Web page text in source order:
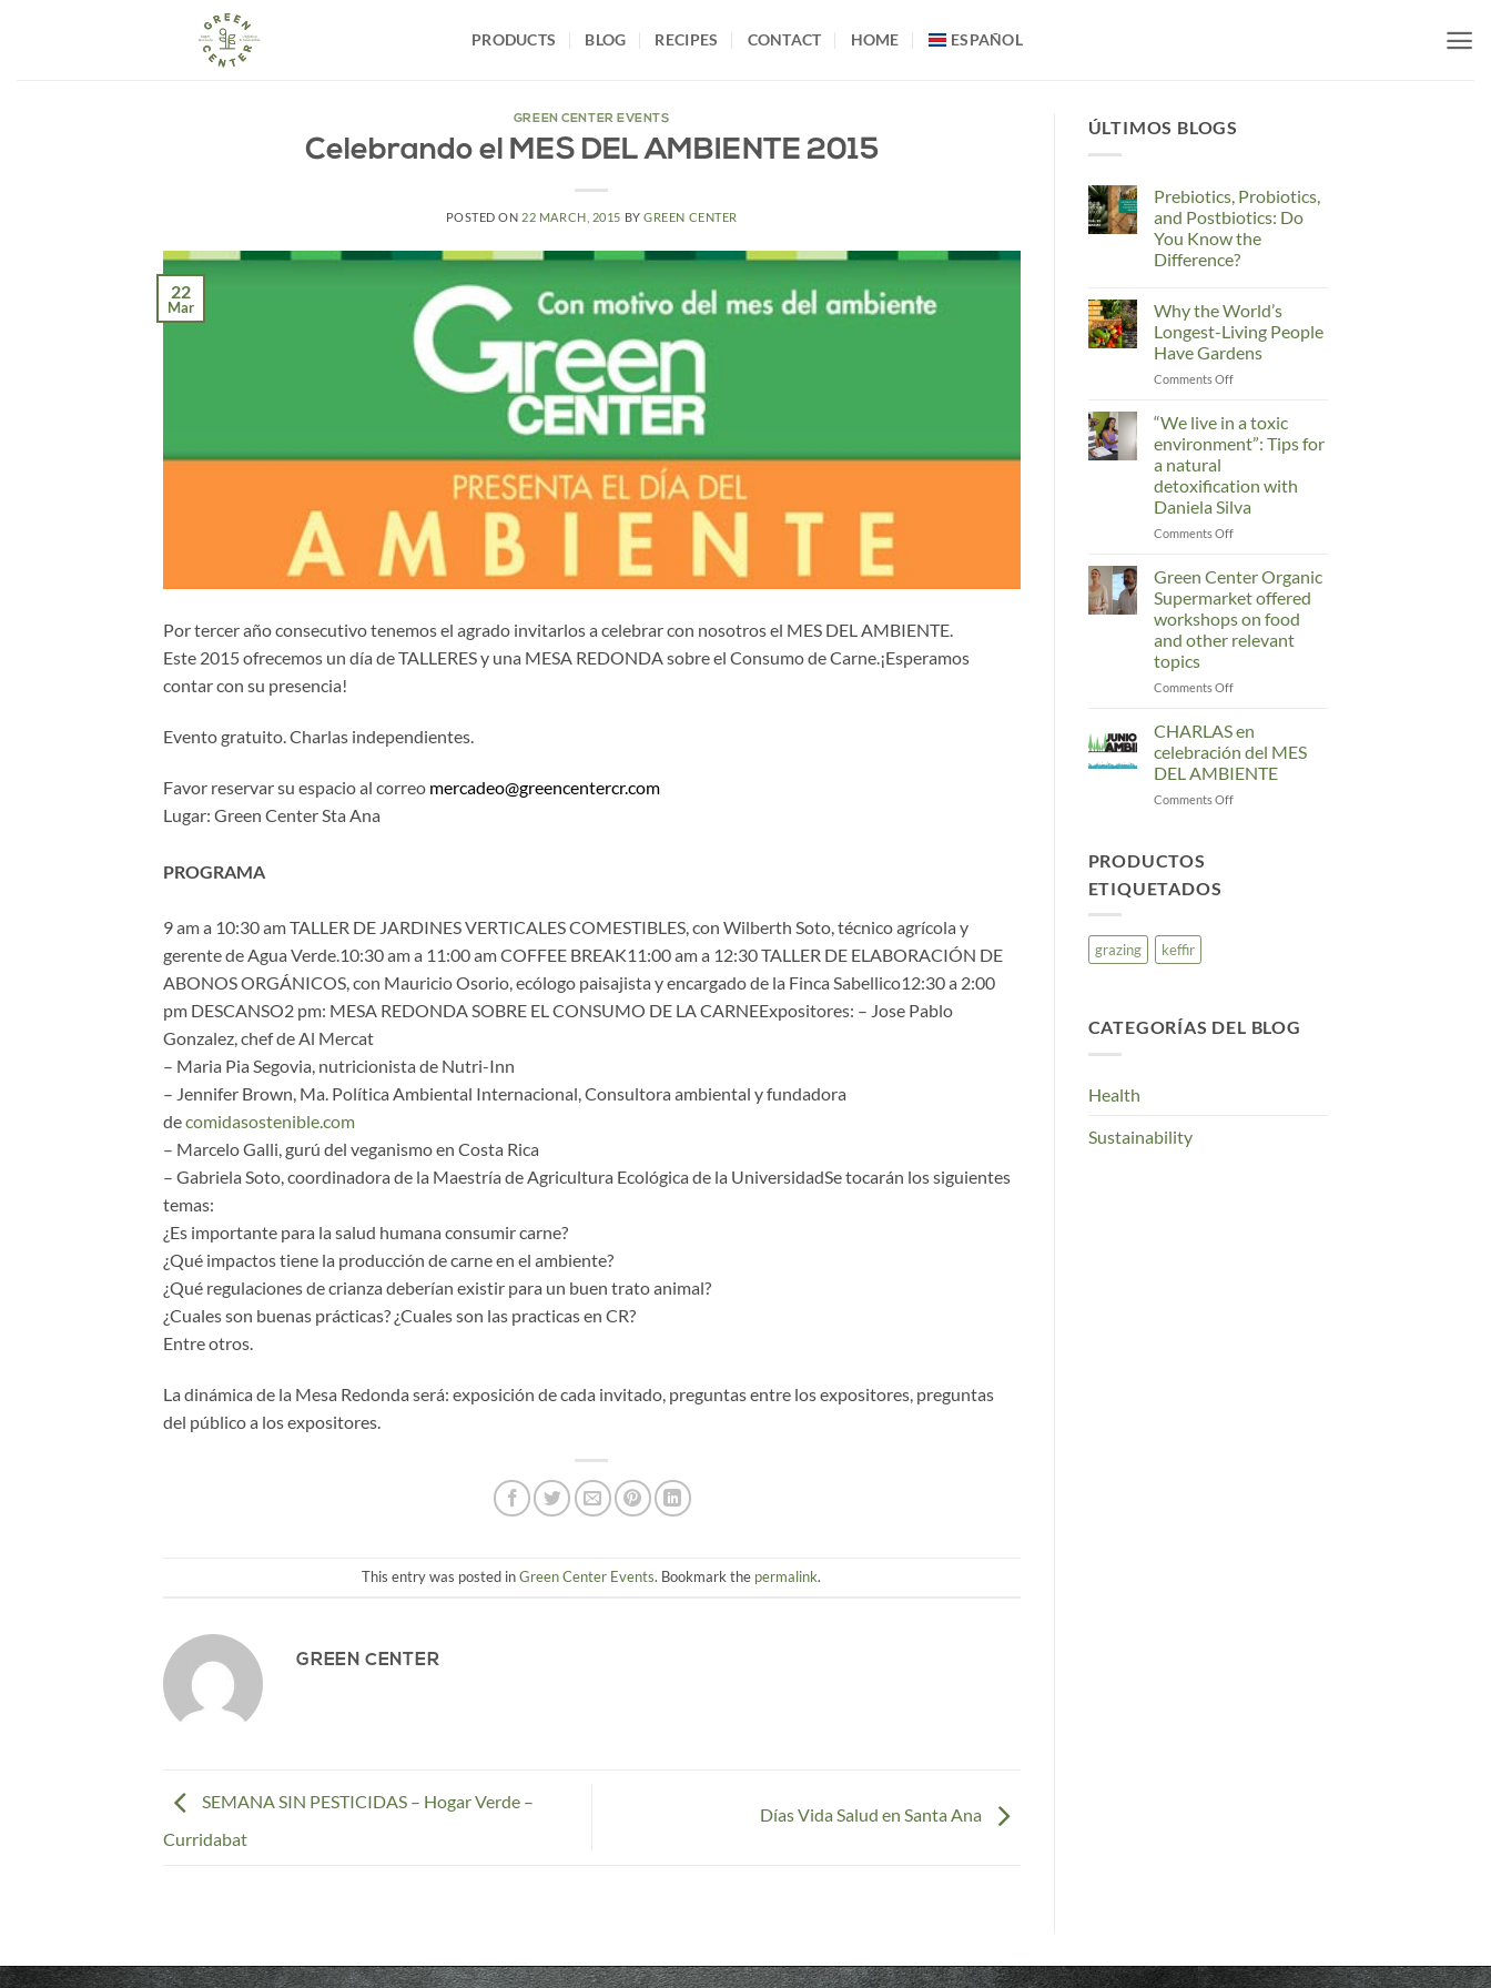
PRODUCTS BLOG RECIPES CONTACT HOME ESPAÑOL
GREEN CENTER EVENTS
Celebrando el MES DEL AMBIENTE 2015
POSTED ON 22 MARCH, 2015 BYGREEN CENTER
22
Mar
Por tercer año consecutivo tenemos el agrado invitarlos a celebrar con nosotros el MES DEL AMBIENTE.
Este 2015 ofrecemos un día de TALLERES y una MESA REDONDA sobre el Consumo de Carne.¡Esperamos
contar con su presencia!
Evento gratuito. Charlas independientes.
Favor reservar su espacio al correo mercadeo@greencentercr.com
Lugar: Green Center Sta Ana
PROGRAMA
9 am a 10:30 am TALLER DE JARDINES VERTICALES COMESTIBLES, con Wilberth Soto, técnico agrícola y
gerente de Agua Verde.10:30 am a 11:00 am COFFEE BREAK11:00 am a 12:30 TALLER DE ELABORACIÓN DE
ABONOS ORGÁNICOS, con Mauricio Osorio, ecólogo paisajista y encargado de la Finca Sabellico12:30 a 2:00
pm DESCANSO2 pm: MESA REDONDA SOBRE EL CONSUMO DE LA CARNEExpositores: – Jose Pablo
Gonzalez, chef de Al Mercat
– Maria Pia Segovia, nutricionista de Nutri-Inn
– Jennifer Brown, Ma. Política Ambiental Internacional, Consultora ambiental y fundadora
decomidasostenible.com
– Marcelo Galli, gurú del veganismo en Costa Rica
– Gabriela Soto, coordinadora de la Maestría de Agricultura Ecológica de la UniversidadSe tocarán los siguientes
temas:
¿Es importante para la salud humana consumir carne?
¿Qué impactos tiene la producción de carne en el ambiente?
¿Qué regulaciones de crianza deberían existir para un buen trato animal?
¿Cuales son buenas prácticas? ¿Cuales son las practicas en CR?
Entre otros.
La dinámica de la Mesa Redonda será: exposición de cada invitado, preguntas entre los expositores, preguntas
del público a los expositores.
This entry was posted inGreen Center Events. Bookmark the permalink.
GREEN CENTER
SEMANA SIN PESTICIDAS – Hogar Verde –
Curridabat
Días Vida Salud en Santa Ana
ÚLTIMOS BLOGS
Prebiotics, Probiotics,
and Postbiotics: Do
You Know the
Difference?
on
Prebiotics,
Probiotics,
and
Do
the
Difference?
Why the World’s
Longest-Living People
Have Gardens
Comments Offon
World’s
Longest-
People
Have
Gardens
“We live in a toxic
environment”: Tips for
a natural
detoxification with
Daniela Silva
Comments Offon
live
in
a
toxic
environment”:
for
detoxification
with
Daniela
Silva
Green Center Organic
Supermarket offered
workshops on food
and other relevant
topics
Comments Offon
Organic
Supermarket
offered
workshops
CHARLAS en
celebración del MES
DEL AMBIENTE
Comments Offon
PRODUCTOS
ETIQUETADOS
grazing keffir
CATEGORÍAS DEL BLOG
Health
Sustainability